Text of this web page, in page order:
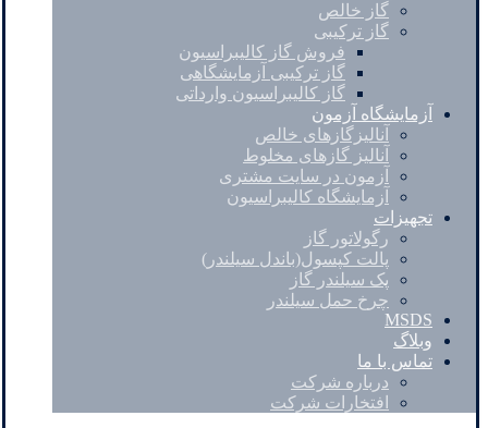
گاز خالص
گاز ترکیبی
فروش گاز کالیبراسیون
گاز ترکیبی آزمایشگاهی
گاز کالیبراسیون وارداتی
آزمایشگاه آزمون
آنالیزگازهای خالص
آنالیز گازهای مخلوط
آزمون در سایت مشتری
آزمایشگاه کالیبراسیون
تجهیزات
رگولاتور گاز
پالت کپسول(باندل سیلندر)
پک سیلندر گاز
چرخ حمل سیلندر
MSDS
وبلاگ
تماس با ما
درباره شرکت
افتخارات شرکت